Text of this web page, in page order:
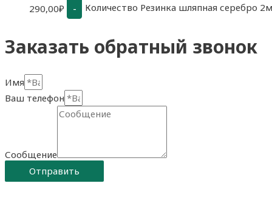
290,00₽ - Количество Резинка шляпная серебро
Заказать обратный звонок
Имя
Ваш телефон
Сообщение
Отправить